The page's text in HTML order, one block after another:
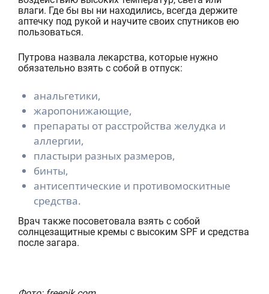
влаги. Где бы вы ни находились, всегда держите
аптечку под рукой и научите своих спутников ею
пользоваться.
Путрова назвала лекарства, которые нужно
обязательно взять с собой в отпуск:
анальгетики,
жаропонижающие,
препараты от расстройства желудка и
аллергии,
пластыри разных размеров,
бинты,
антисептические и противомоскитные
средства.
Врач также посоветовала взять с собой
солнцезащитные кремы с высоким SPF и средства
после загара.